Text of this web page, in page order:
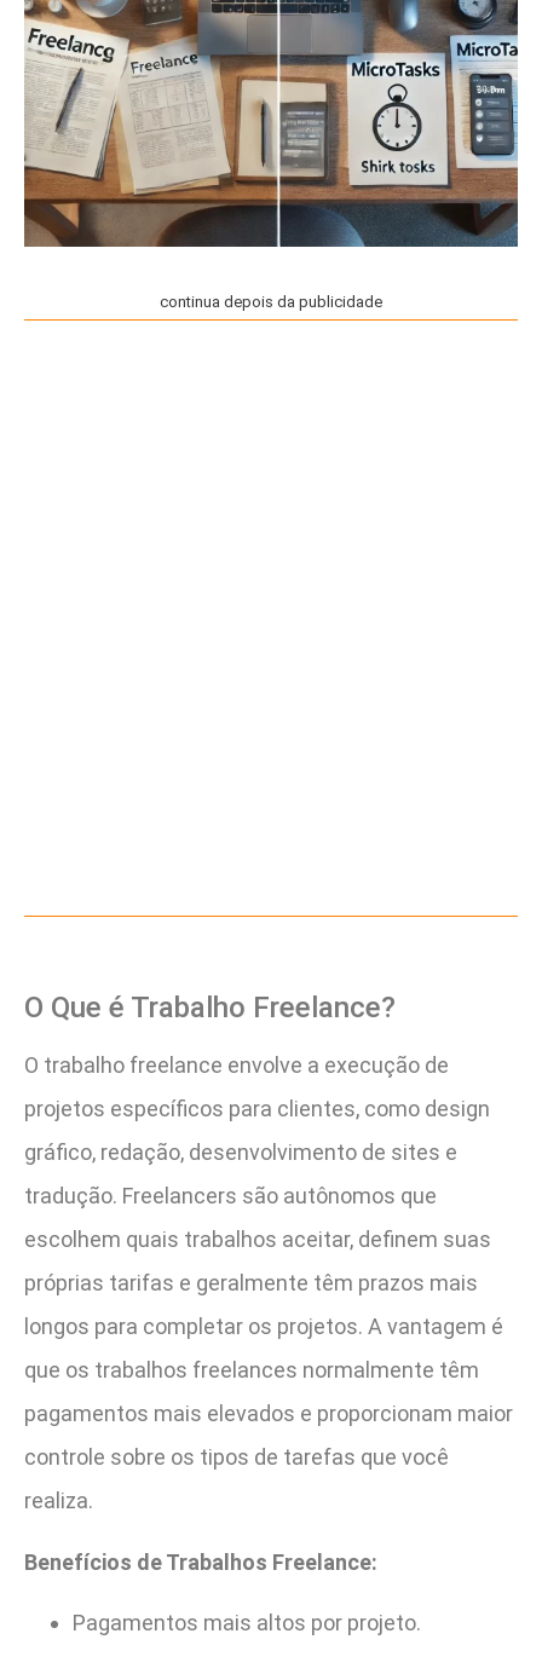
continua depois da publicidade
O Que é Trabalho Freelance?
O trabalho freelance envolve a execução de
projetos específicos para clientes, como design
gráfico, redação, desenvolvimento de sites e
tradução. Freelancers são autônomos que
escolhem quais trabalhos aceitar, definem suas
próprias tarifas e geralmente têm prazos mais
longos para completar os projetos. A vantagem é
que os trabalhos freelances normalmente têm
pagamentos mais elevados e proporcionam maior
controle sobre os tipos de tarefas que você
realiza.
Benefícios de Trabalhos Freelance:
Pagamentos mais altos por projeto.